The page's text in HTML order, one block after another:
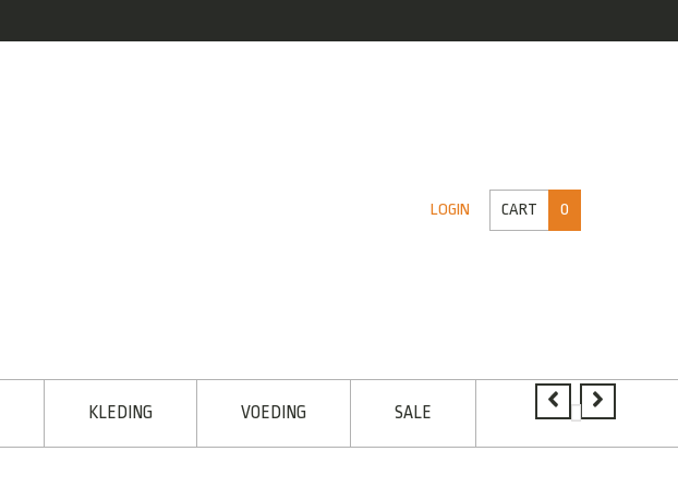
LOGIN CART 0
KLEDING VOEDING SALE